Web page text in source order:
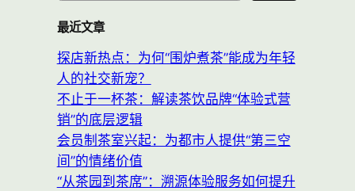
最近文章
探店新热点：为何“围炉煮茶”能成为年轻
人的社交新宠？
不止于一杯茶：解读茶饮品牌“体验式营
销”的底层逻辑
会员制茶室兴起：为都市人提供“第三空
间”的情绪价值
“从茶园到茶席”：溯源体验服务如何提升